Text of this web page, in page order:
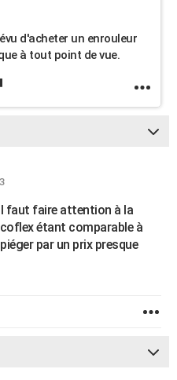
d'acheter un enrouleur
à tout point de vue.
faut faire attention à la
étant comparable à
par un prix presque